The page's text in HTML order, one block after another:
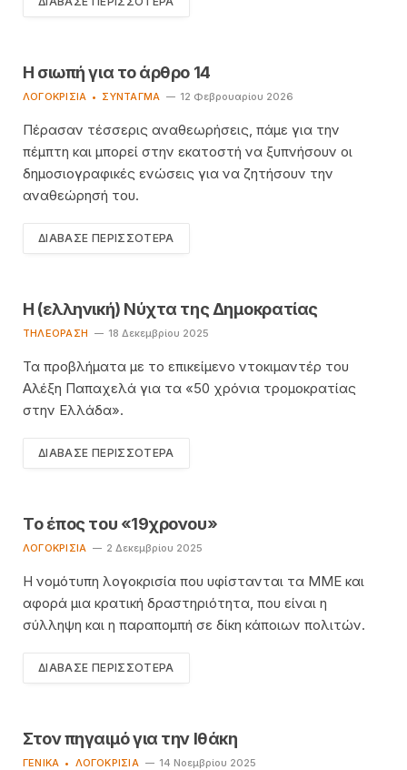
Η σιωπή για το άρθρο 14
ΛΟΓΟΚΡΙΣΊΑ ΣΎΝΤΑΓΜΑ 12 Φεβρουαρίου 2026
Πέρασαν τέσσερις αναθεωρήσεις, πάμε για την
πέμπτη και μπορεί στην εκατοστή να ξυπνήσουν οι
δημοσιογραφικές ενώσεις για να ζητήσουν την
αναθεώρησή του.
ΔΙΆΒΑΣΕ ΠΕΡΙΣΣΌΤΕΡΑ
Η (ελληνική) Νύχτα της Δημοκρατίας
TΗΛΕΌΡΑΣΗ 18 Δεκεμβρίου 2025
Τα προβλήματα με το επικείμενο ντοκιμαντέρ του
Αλέξη Παπαχελά για τα «50 χρόνια τρομοκρατίας
στην Ελλάδα».
ΔΙΆΒΑΣΕ ΠΕΡΙΣΣΌΤΕΡΑ
Το έπος του «19χρονου»
ΛΟΓΟΚΡΙΣΊΑ 2 Δεκεμβρίου 2025
Η νομότυπη λογοκρισία που υφίστανται τα ΜΜΕ και
αφορά μια κρατική δραστηριότητα, που είναι η
σύλληψη και η παραπομπή σε δίκη κάποιων πολιτών.
ΔΙΆΒΑΣΕ ΠΕΡΙΣΣΌΤΕΡΑ
Στον πηγαιμό για την Ιθάκη
ΓΕΝΙΚΆ ΛΟΓΟΚΡΙΣΊΑ 14 Νοεμβρίου 2025